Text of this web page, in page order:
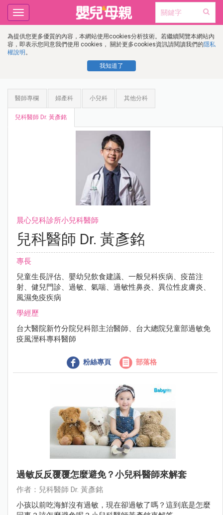
為提供您更多優質的內容，本網站使用cookies分析技術。若繼續閱覽本網站內
容，即表示您同意我們使用 cookies， 關於更多cookies資訊請閱讀我們的隱私
權說明 。
我知道了
Toggle
navigation
醫師專欄 婦產科 小兒科 其他分科
兒科醫師 Dr. 黃彥銘
晨心兒科診所小兒科醫師
兒科醫師 Dr. 黃彥銘
專長
兒童生長評估、嬰幼兒飲食建議、一般兒科疾病、疫苗注
射、健兒門診、過敏、氣喘、過敏性鼻炎、異位性皮膚炎、
風濕免疫疾病
學經歷
台大醫院新竹分院兒科部主治醫師、台大總院兒童部過敏免
疫風溼科專科醫師
粉絲專頁 部落格
過敏反反覆覆怎麼避免？小兒科醫師來解套
作者：兒科醫師 Dr. 黃彥銘
小孩以前吃海鮮沒有過敏，現在卻過敏了嗎？這到底是怎麼